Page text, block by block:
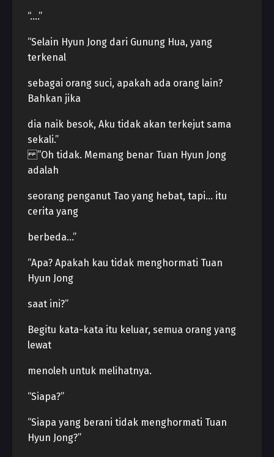
“….”
“Selain Hyun Jong dari Gunung Hua, yang
terkenal
sebagai orang suci, apakah ada orang lain?
Bahkan jika
dia naik besok, Aku tidak akan terkejut sama
sekali.”
”Oh tidak. Memang benar Tuan Hyun Jong
adalah
seorang penganut Tao yang hebat, tapi… itu
cerita yang
berbeda…”
“Apa? Apakah kau tidak menghormati Tuan
Hyun Jong
saat ini?”
Begitu kata-kata itu keluar, semua orang yang
lewat
menoleh untuk melihatnya.
“Siapa?”
“Siapa yang berani tidak menghormati Tuan
Hyun Jong?”